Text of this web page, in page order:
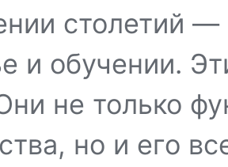
столетий
и обучении.
не только
но и его